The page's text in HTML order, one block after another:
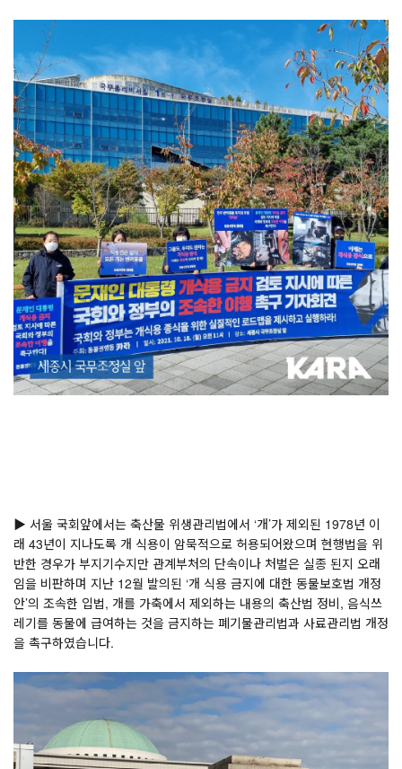
▶ 서울 국회앞에서는 축산물 위생관리법에서 ‘개’가 제외된 1978년 이
래 43년이 지나도록 개 식용이 암묵적으로 허용되어왔으며 현행법을 위
반한 경우가 부지기수지만 관계부처의 단속이나 처벌은 실종 된지 오래
임을 비판하며 지난 12월 발의된 ‘개 식용 금지에 대한 동물보호법 개정
안’의 조속한 입법, 개를 가축에서 제외하는 내용의 축산법 정비, 음식쓰
레기를 동물에 급여하는 것을 금지하는 폐기물관리법과 사료관리법 개정
을 촉구하였습니다.